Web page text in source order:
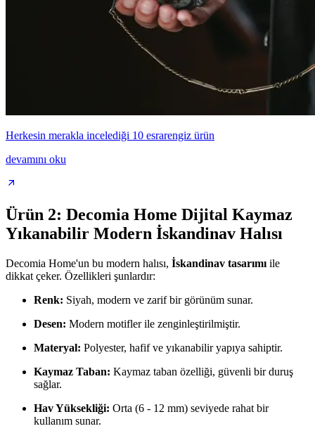
Herkesin merakla incelediği 10 esrarengiz ürün
devamını oku
Ürün 2: Decomia Home Dijital Kaymaz
Yıkanabilir Modern İskandinav Halısı
Decomia Home'un bu modern halısı, İskandinav tasarımı ile
dikkat çeker. Özellikleri şunlardır:
Renk: Siyah, modern ve zarif bir görünüm sunar.
Desen: Modern motifler ile zenginleştirilmiştir.
Materyal: Polyester, hafif ve yıkanabilir yapıya sahiptir.
Kaymaz Taban: Kaymaz taban özelliği, güvenli bir duruş
sağlar.
Hav Yüksekliği: Orta (6 - 12 mm) seviyede rahat bir
kullanım sunar.